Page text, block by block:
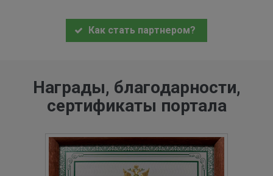
Как стать партнером?
Награды, благодарности,
сертификаты портала